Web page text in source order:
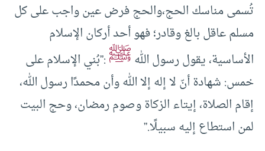
تُسمى مناسك الحج،والحج فرض عين واجب على كل
مسلم عاقل بالغ وقادر؛ فهو أحد أركان الإسلام
الأساسية، يقول رسول اللهﷺ:”بُني الإسلام على
خمس: شهادة أنّ لا إله إلا الله وأن محمدًا رسول الله،
إقام الصلاة، إيتاء الزكاة وصوم رمضان، وحج البيت
لمن استطاع إليه سبيلًا.”